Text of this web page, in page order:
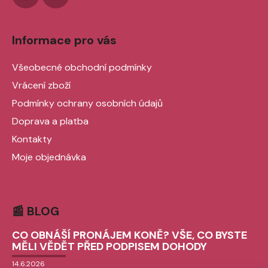
s
Informace pro vás
Všeobecné obchodní podmínky
Vrácení zboží
Podmínky ochrany osobních údajů
Doprava a platba
Kontakty
Moje objednávka
📰 BLOG
CO OBNÁŠÍ PRONÁJEM KONĚ? VŠE, CO BYSTE
MĚLI VĚDĚT PŘED PODPISEM DOHODY
14.6.2026